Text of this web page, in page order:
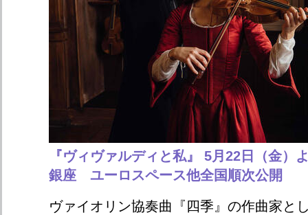
『ヴィヴァルディと私』 5月22日（金）
銀座 ユーロスペース他全国順次公開
ヴァイオリン協奏曲『四季』の作曲家と